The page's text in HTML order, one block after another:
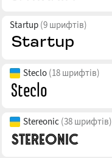
Startup (9 шрифтів)
Steclo (18 шрифтів)
Stereonic (38 шрифтів)